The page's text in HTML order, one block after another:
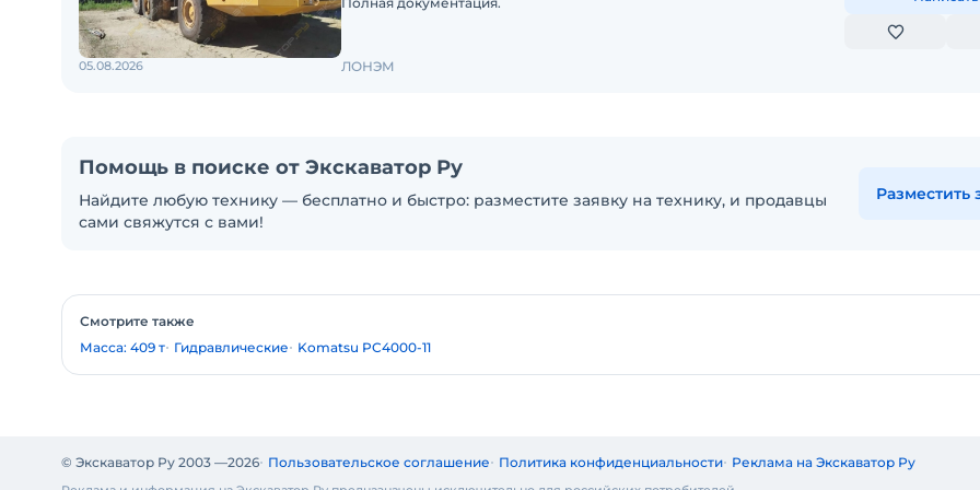
05.08.2026 ЛОНЭМ
Помощь в поиске от Экскаватор Ру
Найдите любую технику — бесплатно и быстро: разместите заявку на технику, и продавцы
сами свяжутся с вами!
Разместить
Смотрите также
Масса: 409 т Гидравлические Komatsu PC4000-11
© Экскаватор Ру 2003 —2026 Пользовательское соглашение Политика конфиденциальности Реклама на Экскаватор Ру